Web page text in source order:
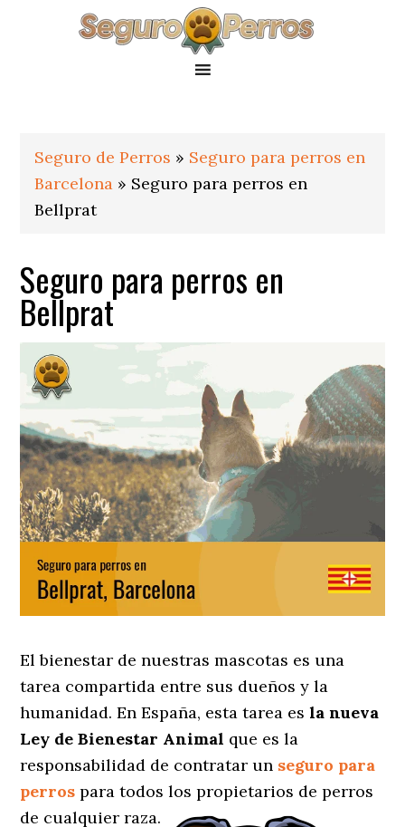
Seguro de Perros » Seguro para perros en
Barcelona » Seguro para perros en
Bellprat
Seguro para perros en
Bellprat
El bienestar de nuestras mascotas es una
tarea compartida entre sus dueños y la
humanidad. En España, esta tarea esla nueva
Ley de Bienestar Animal que es la
responsabilidad de contratar un seguro para
perros para todos los propietarios de perros
de cualquier raza.